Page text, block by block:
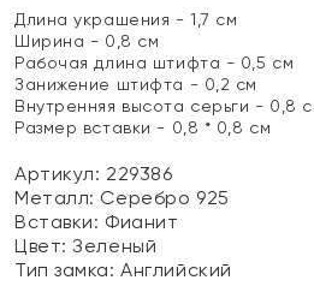
Длина украшения - 1,7 см
Ширина - 0,8 см
Рабочая длина штифта - 0,5 см
Занижение штифта - 0,2 см
Внутренняя высота серьги - 0,8
Размер вставки - 0,8 * 0,8 см
Артикул: 229386
Металл: Серебро 925
Вставки: Фианит
Цвет:Зеленый
Тип замка:Английский